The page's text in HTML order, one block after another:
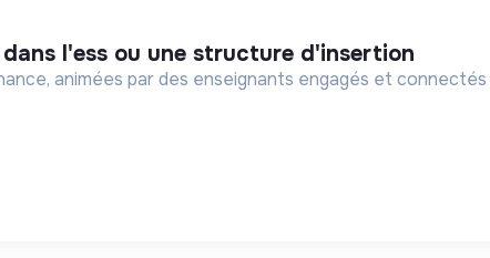
dans l'ess ou une structure d'insertion
animées par des enseignants engagés et